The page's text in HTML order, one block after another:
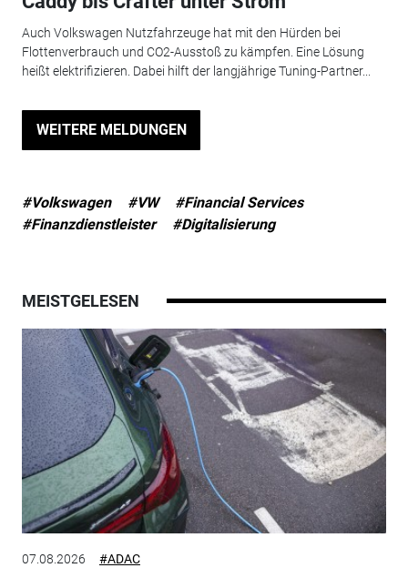
Auch Volkswagen Nutzfahrzeuge hat mit den Hürden bei
Flottenverbrauch und CO2-Ausstoß zu kämpfen. Eine Lösung
heißt elektrifizieren. Dabei hilft der langjährige Tuning-Partner...
WEITERE MELDUNGEN
#Volkswagen #VW
#Financial Services
#Finanzdienstleister
#Digitalisierung
MEISTGELESEN
07.08.2026 #ADAC